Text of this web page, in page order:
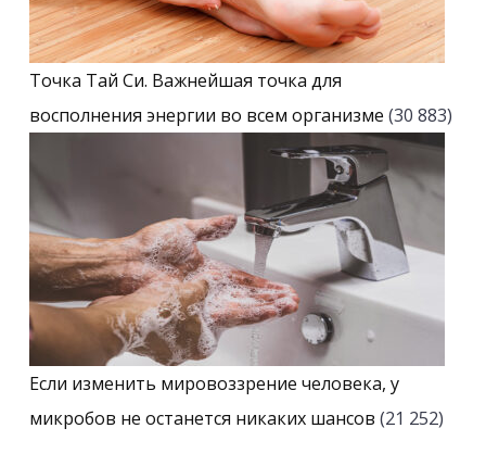
Точка Тай Си. Важнейшая точка для
восполнения энергии во всем организме (30 883)
Если изменить мировоззрение человека, у
микробов не останется никаких шансов (21 252)